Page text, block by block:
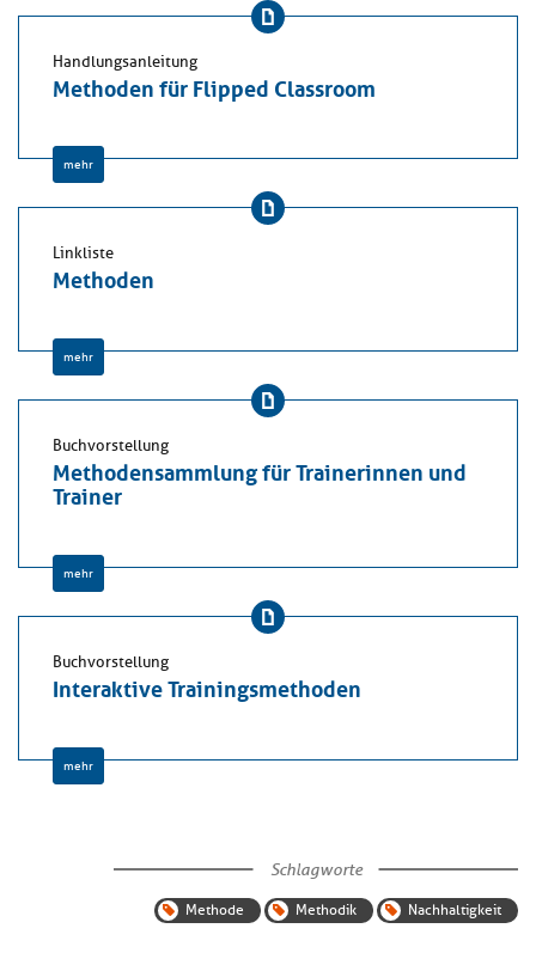
Handlungsanleitung
Methoden für Flipped Classroom
mehr
Linkliste
Methoden
mehr
Buchvorstellung
Methodensammlung für Trainerinnen und
Trainer
mehr
Buchvorstellung
Interaktive Trainingsmethoden
mehr
Schlagworte
Methode Methodik Nachhaltigkeit